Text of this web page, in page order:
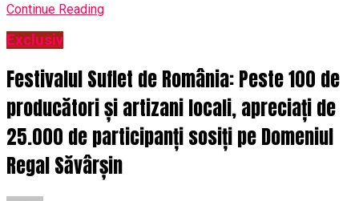
Continue Reading
Exclusiv
Festivalul Suflet de România: Peste 100 de
producători și artizani locali, apreciați de
25.000 de participanți sosiți pe Domeniul
Regal Săvârșin